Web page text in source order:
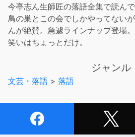
今亭志ん生師匠の落語全集で読ん
鳥の巣とこの会でしかやってない
んが絶賛。急遽ラインナップ登場
笑いはちょっとだけ。
ジャンル
文芸・落語 > 落語